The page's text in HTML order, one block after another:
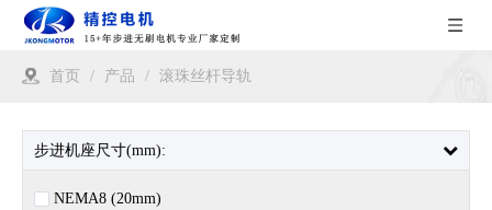
首页 / 产品 / 滚珠丝杆导轨
步进机座尺寸(mm):
NEMA8 (20mm)